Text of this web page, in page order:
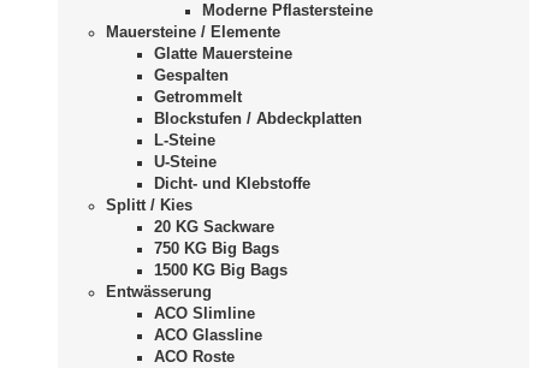
Moderne Pflastersteine
Mauersteine / Elemente
Glatte Mauersteine
Gespalten
Getrommelt
Blockstufen / Abdeckplatten
L-Steine
U-Steine
Dicht- und Klebstoffe
Splitt / Kies
20 KG Sackware
750 KG Big Bags
1500 KG Big Bags
Entwässerung
ACO Slimline
ACO Glassline
ACO Roste